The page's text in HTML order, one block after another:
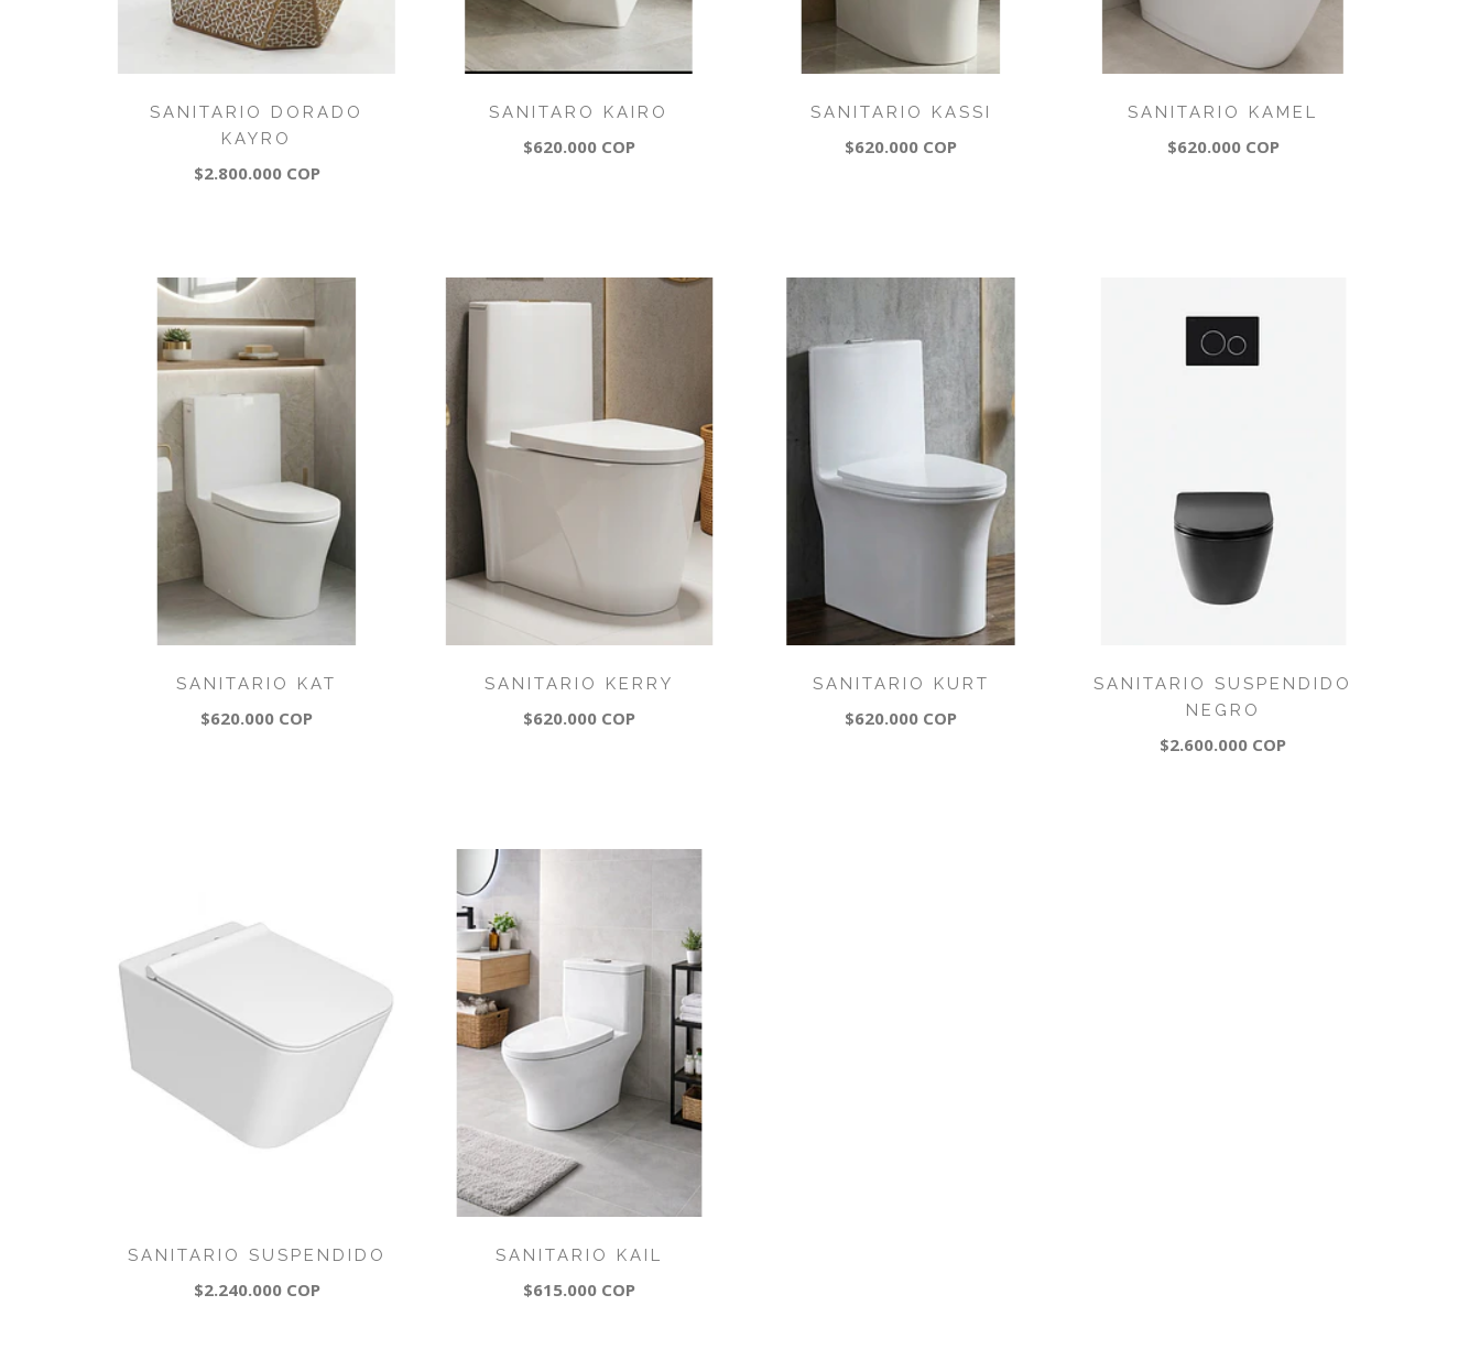
SANITARIO DORADO
KAYRO
$2.800.000 COP
SANITARO KAIRO
$620.000 COP
SANITARIO KASSI
$620.000 COP
SANITARIO KAMEL
$620.000 COP
SANITARIO KAT
$620.000 COP
SANITARIO KERRY
$620.000 COP
SANITARIO KURT
$620.000 COP
SANITARIO SUSPENDIDO
NEGRO
$2.600.000 COP
SANITARIO SUSPENDIDO
$2.240.000 COP
SANITARIO KAIL
$615.000 COP